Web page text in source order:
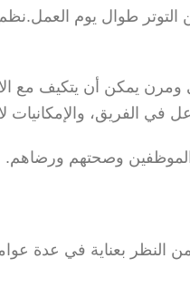
طوال يوم العمل.نظم
يمكن أن يتكيف مع
والإمكانيات لا
وصحتهم ورضاهم.
بعناية في عدة